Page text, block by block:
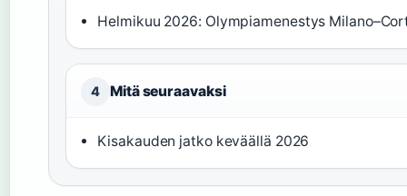
Helmikuu 2026: Olympiamenestys
4 Mitä seuraavaksi
Kisakauden jatko keväällä 2026